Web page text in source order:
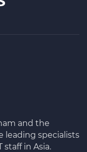
and the
leading specialists
in Asia.